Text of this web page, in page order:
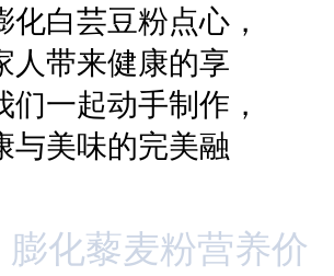
化白芸豆粉点心，
人带来健康的享
们一起动手制作，
与美味的完美融
膨化藜麦粉营养价